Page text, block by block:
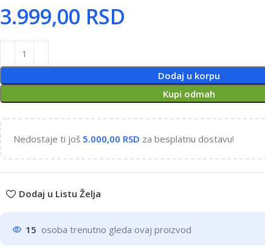
RSD
Dodaj u korpu
Kupi odmah
Nedostaje ti još 5.000,00 RSD za besplatnu dostavu!
Dodaj u Listu Želja
15 osoba trenutno gleda ovaj proizvod